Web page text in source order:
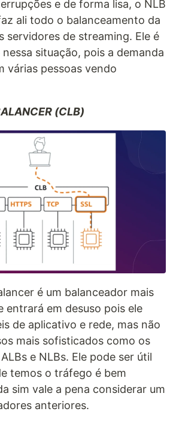
e de forma lisa, o NLB
ali todo o balanceamento da
servidores de streaming. Ele é
situação, pois a demanda
várias pessoas vendo
(CLB)
é um balanceador mais
entrará em desuso pois ele
de aplicativo e rede, mas não
mais sofisticados como os
e NLBs. Ele pode ser útil
temos o tráfego é bem
sim vale a pena considerar um
anteriores.